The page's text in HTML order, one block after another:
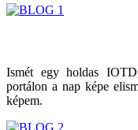
Ismét egy holdas
portálon a nap képe
képem.